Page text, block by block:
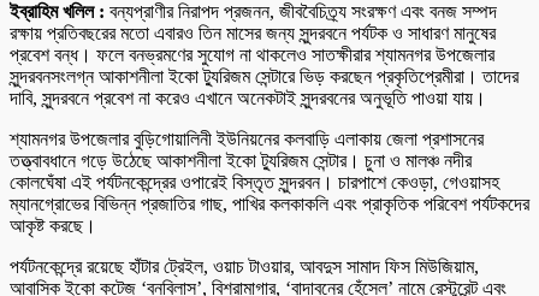
ইব্রাহিম খলিল : বন্যপ্রাণীর নিরাপদ প্রজনন, জীববৈচিত্র্য সংরক্ষণ এবং বনজ সম্পদ
রক্ষায় প্রতিবছরের মতো এবারও তিন মাসের জন্য সুন্দরবনে পর্যটক ও সাধারণ মানুষের
প্রবেশ বন্ধ। ফলে বনভ্রমণের সুযোগ না থাকলেও সাতক্ষীরার শ্যামনগর উপজেলার
সুন্দরবনসংলগ্ন আকাশনীলা ইকো ট্যুরিজম সেন্টারে ভিড় করছেন প্রকৃতিপ্রেমীরা। তাদের
দাবি, সুন্দরবনে প্রবেশ না করেও এখানে অনেকটাই সুন্দরবনের অনুভূতি পাওয়া যায়।
শ্যামনগর উপজেলার বুড়িগোয়ালিনী ইউনিয়নের কলবাড়ি এলাকায় জেলা প্রশাসনের
তত্ত্বাবধানে গড়ে উঠেছে আকাশনীলা ইকো ট্যুরিজম সেন্টার। চুনা ও মালঞ্চ নদীর
কোলঘেঁষা এই পর্যটনকেন্দ্রের ওপারেই বিস্তৃত সুন্দরবন। চারপাশে কেওড়া, গেওয়াসহ
ম্যানগ্রোভের বিভিন্ন প্রজাতির গাছ, পাখির কলকাকলি এবং প্রাকৃতিক পরিবেশ পর্যটকদের
আকৃষ্ট করছে।
পর্যটনকেন্দ্রে রয়েছে হাঁটার ট্রেইল, ওয়াচ টাওয়ার, আবদুস সামাদ ফিস মিউজিয়াম,
আবাসিক ইকো কটেজ ‘বনবিলাস’, বিশ্রামাগার, ‘বাদাবনের হেঁসেল’ নামে রেস্টুরেন্ট এবং